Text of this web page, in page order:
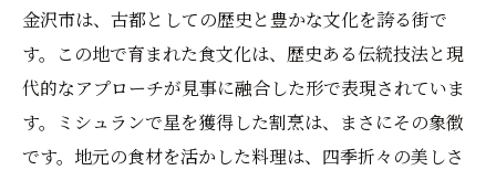
自然と調和する金沢ミシュラン割烹の魅力
金沢市で味わう自然の恵み
ミシュランが認める金沢市割烹で体験する非日
常の感動
金沢市は、古都としての歴史と豊かな文化を誇る街で
す。この地で育まれた食文化は、歴史ある伝統技法と現
代的なアプローチが見事に融合した形で表現されていま
す。ミシュランで星を獲得した割烹は、まさにその象徴
です。地元の食材を活かした料理は、四季折々の美しさ